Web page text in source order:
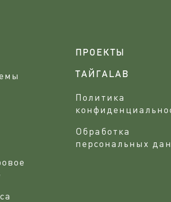
ПРОЕКТЫ
ТАЙГАLAB
Политика
Обработка
персональных